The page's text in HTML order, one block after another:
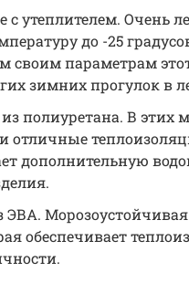
с утеплителем. Очень
до -25
своим параметрам
зимних прогулок в
полиуретана. В этих
отличные
дополнительную
ЭВА.
обеспечивает